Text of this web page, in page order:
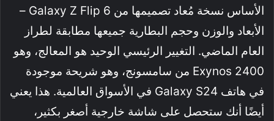
الأساس نسخة مُعاد تصميمها من Galaxy Z Flip 6 –
الأبعاد والوزن وحجم البطارية جميعها مطابقة لطراز
العام الماضي. التغيير الرئيسي الوحيد هو المعالج، وهو
Exynos 2400 من سامسونج، وهو شريحة موجودة
في هاتف Galaxy S24 في الأسواق العالمية. هذا يعني
أيضًا أنك ستحصل على شاشة خارجية أصغر بكثير،